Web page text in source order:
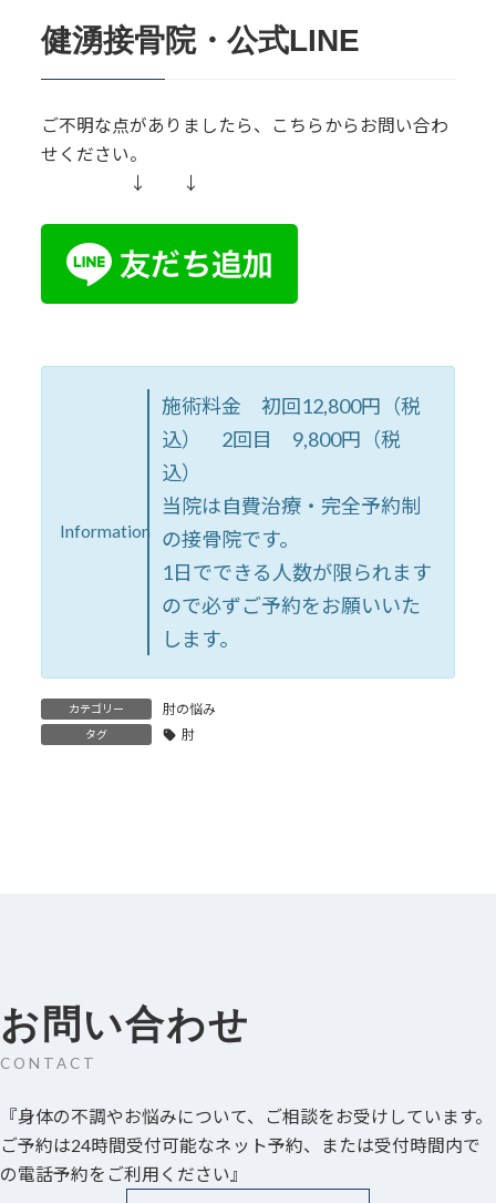
健湧接骨院・公式LINE
ご不明な点がありましたら、こちらからお問い合わ
せください。
↓ ↓
Information
施術料金 初回12,800円（税
込） 2回目 9,800円（税
込）
当院は自費治療・完全予約制
の接骨院です。
1日でできる人数が限られます
ので必ずご予約をお願いいた
します。
カテゴリー 肘の悩み
タグ 肘
お問い合わせ
CONTACT
『身体の不調やお悩みについて、ご相談をお受けしています。
ご予約は24時間受付可能なネット予約、または受付時間内で
の電話予約をご利用ください』